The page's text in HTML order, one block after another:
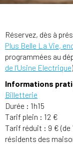
Réservez, dès à
Plus Belle La Vie,
programmées au
de l’Usine Electrique
Informations
Billetterie
Durée : 1h15
Tarif plein : 12 €
Tarif réduit : 9 € (de
résidents des